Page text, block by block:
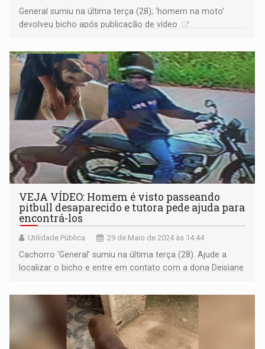
General sumiu na última terça (28); ‘homem na moto’
devolveu bicho após publicação de vídeo
VEJA VÍDEO: Homem é visto passeando
pitbull desaparecido e tutora pede ajuda para
encontrá-los
Utilidade Pública 29 de Maio de 2024 às 14:44
Cachorro ‘General’ sumiu na última terça (28). Ajude a
localizar o bicho e entre em contato com a dona Deisiane